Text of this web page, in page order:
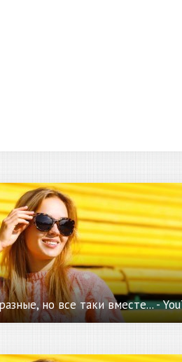
но все таки вместе... -